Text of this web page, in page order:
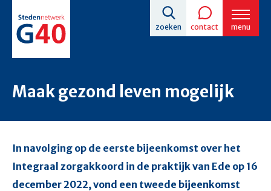
Overslaan
en
naar
inhoud
zoeken contact menu
Maak gezond leven mogelijk
In navolging op de eerste bijeenkomst over het
Integraal zorgakkoord in de praktijk van Ede op 16
december 2022, vond een tweede bijeenkomst